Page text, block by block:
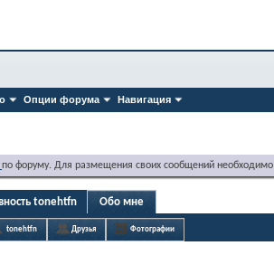
Опции форума Навигация
по форуму. Для размещения своих сообщений необходимо
tonehtfn Обо мне
tonehtfn Друзья Фотографии